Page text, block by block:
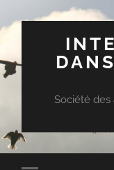
Société